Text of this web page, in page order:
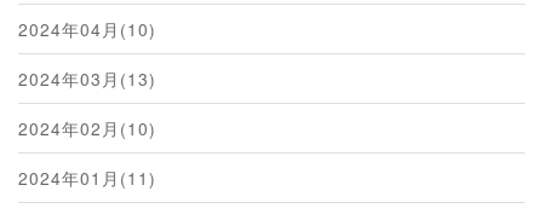
2024年04月(10)
2024年03月(13)
2024年02月(10)
2024年01月(11)